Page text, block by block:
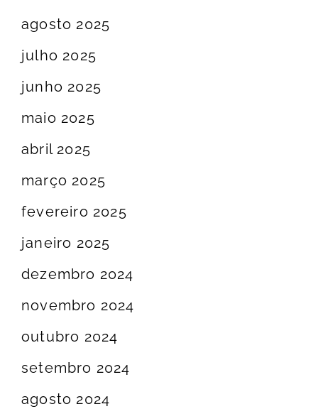
agosto 2025
julho 2025
junho 2025
maio 2025
abril 2025
março 2025
fevereiro 2025
janeiro 2025
dezembro 2024
novembro 2024
outubro 2024
setembro 2024
agosto 2024